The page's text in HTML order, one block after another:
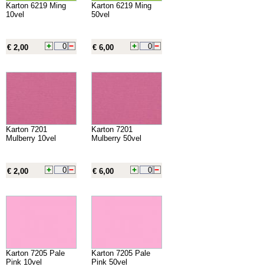
Karton 6219 Ming
10vel
€ 2,00
Karton 6219 Ming
50vel
€ 6,00
Karton 7201
Mulberry 10vel
€ 2,00
Karton 7201
Mulberry 50vel
€ 6,00
Karton 7205 Pale
Pink 10vel
Karton 7205 Pale
Pink 50vel